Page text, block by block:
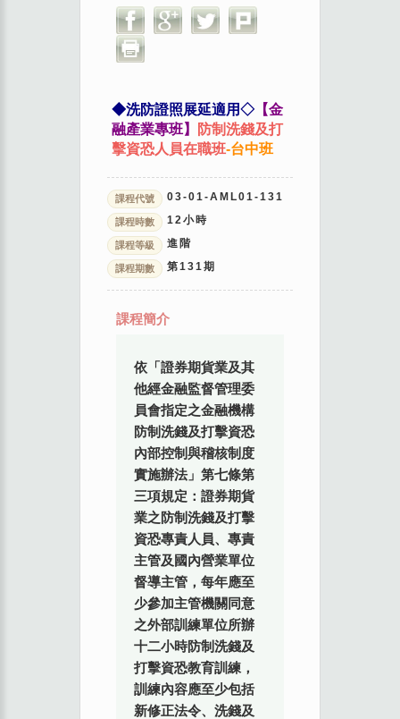
◆洗防證照展延適用◇ 【金
融產業專班】
防制洗錢及打
擊資恐人員在職班-台中班
課程代號 03-01-AML01-131
課程時數 12小時
課程等級 進階
課程期數 第131期
課程簡介
依「證券期貨業及其
他經金融監督管理委
員會指定之金融機構
防制洗錢及打擊資恐
內部控制與稽核制度
實施辦法」第七條第
三項規定：證券期貨
業之防制洗錢及打擊
資恐專責人員、專責
主管及國內營業單位
督導主管，每年應至
少參加主管機關同意
之外部訓練單位所辦
十二小時防制洗錢及
打擊資恐教育訓練，
訓練內容應至少包括
新修正法令、洗錢及